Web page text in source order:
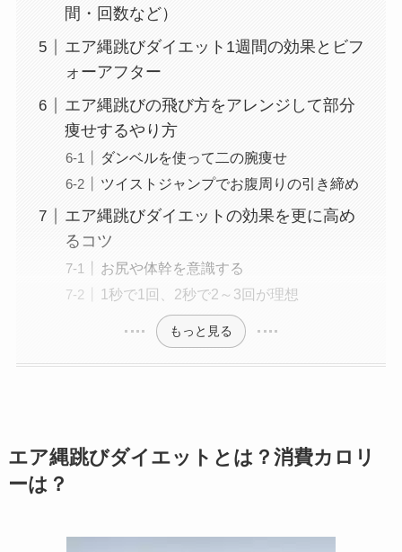
間・回数など）
エア縄跳びダイエット1週間の効果とビフ
ォーアフター
エア縄跳びの飛び方をアレンジして部分
痩せするやり方
ダンベルを使って二の腕痩せ
ツイストジャンプでお腹周りの引き締め
エア縄跳びダイエットの効果を更に高め
るコツ
お尻や体幹を意識する
1秒で1回、2秒で2～3回が理想
もっと見る
エア縄跳びダイエットとは？消費カロリ
ーは？